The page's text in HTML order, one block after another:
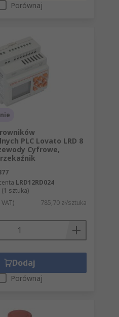
Porównaj
PLC Lovato LRD 8
Cyfrowe,
LRD12RD024
sztuka)
785,70 zł/sztuka
Dodaj
Porównaj